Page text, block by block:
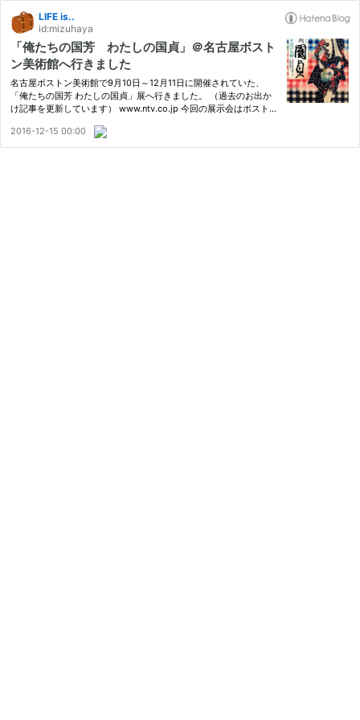
LIFE is..
id:mizuhaya
「俺たちの国芳 わたしの国貞」＠名古屋ボスト
ン美術館へ行きました
名古屋ボストン美術館で9月10日～12月11日に開催されていた、
「俺たちの国芳 わたしの国貞」展へ行きました。 （過去のお出か
け記事を更新しています） www.ntv.co.jp 今回の展示会はボスト
しめる全国巡回展です。
2016-12-15 00:00